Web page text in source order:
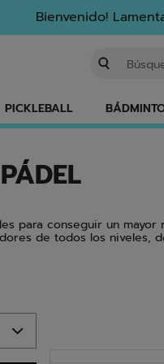
Bienvenido!
PICKLEBALL
para conseguir un
de todos los niveles,
del pádel.